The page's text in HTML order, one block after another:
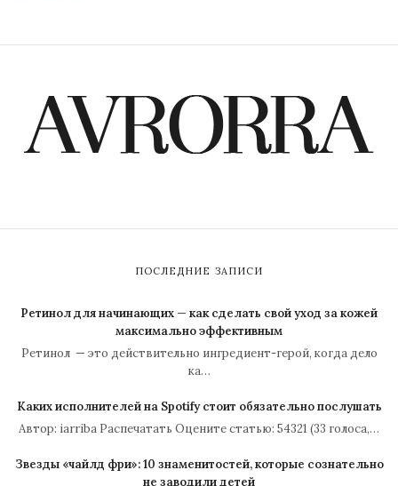
ПОСЛЕДНИЕ ЗАПИСИ
Ретинол для начинающих — как сделать свой уход за кожей
максимально эффективным
Ретинол — это действительно ингредиент-герой, когда дело
ка…
Каких исполнителей на Spotify стоит обязательно послушать
Автор: iarriba Распечатать Оцените статью: 54321 (33 голоса,…
Звезды «чайлд фри»: 10 знаменитостей, которые сознательно
не заводили детей